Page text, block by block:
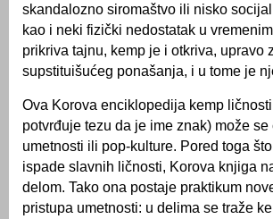
skandalozno siromaštvo ili nisko
kao i neki fizički nedostatak u
prikriva tajnu, kemp je i otkriva,
supstituišućeg ponašanja, i u tome je
Ova Korova enciklopedija kemp
potvrđuje tezu da je ime znak) može
umetnosti ili pop-kulture. Pored toga
ispade slavnih ličnosti, Korova knjiga
delom. Tako ona postaje praktikum
pristupa umetnosti: u delima se traže